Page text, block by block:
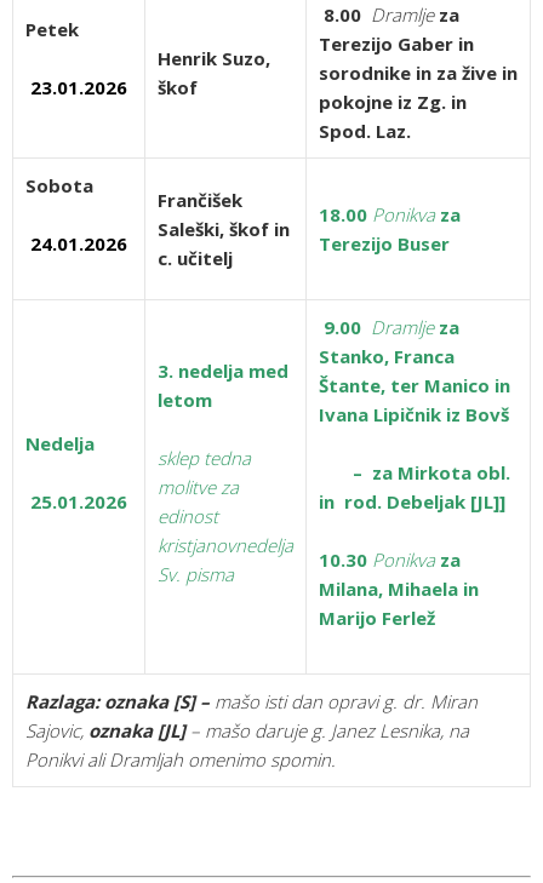
Petek
23.01.2026
Henrik Suzo,
škof
8.00 Dramljeza
Terezijo Gaber in
sorodnike in za žive in
pokojne iz Zg. in
Spod. Laz.
Sobota
24.01.2026
Frančišek
Saleški, škof in
c. učitelj
18.00 Ponikvaza
Terezijo Buser
Nedelja
25.01.2026
3. nedelja med
letom
sklep tedna
molitve za
edinost
kristjanovnedelja
Sv. pisma
9.00 Dramlje za
Stanko, Franca
Štante, ter Manico in
Ivana Lipičnik iz Bovš
– za Mirkota obl.
in rod. Debeljak [JL]]
10.30 Ponikva za
Milana, Mihaela in
Marijo Ferlež
Razlaga:oznaka [S] – mašo isti dan opravi g. dr. Miran
Sajovic, oznaka [JL]– mašo daruje g. Janez Lesnika, na
Ponikvi ali Dramljah omenimo spomin.